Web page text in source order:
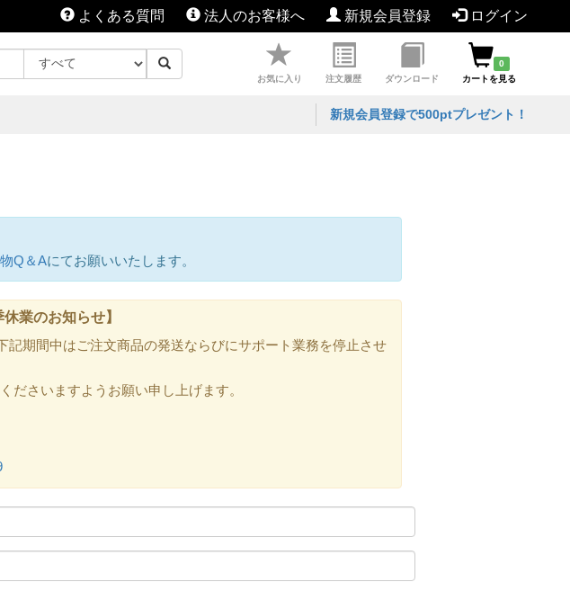
よくある質問 法人のお客様へ 新規会員登録 ログイン
お気に入り 注文履歴 ダウンロード
0
カートを見る
新規会員登録で500ptプレゼント！
Q＆Aにてお願いいたします。
休業のお知らせ】
期間中はご注文商品の発送ならびにサポート業務を停止させ
ださいますようお願い申し上げます。